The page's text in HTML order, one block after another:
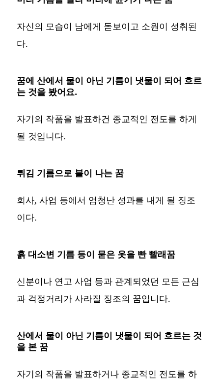
자신의 모습이 남에게 돋보이고 소원이 성취된
다.
꿈에 산에서 물이 아닌 기름이 냇물이 되어 흐르
는 것을 봤어요.
자기의 작품을 발표하건 종교적인 전도를 하게
될 것입니다.
튀김 기름으로 불이 나는 꿈
회사, 사업 등에서 엄청난 성과를 내게 될 징조
이다.
흙 대소변 기름 등이 묻은 옷을 빤 빨래꿈
신분이나 연고 사업 등과 관계되었던 모든 근심
과 걱정거리가 사라질 징조의 꿈입니다.
산에서 물이 아닌 기름이 냇물이 되어 흐르는 것
을 본 꿈
자기의 작품을 발표하거나 종교적인 전도를 하